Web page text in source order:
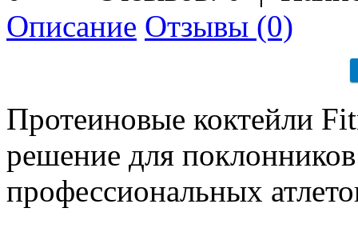
Описание Отзывы (0)
Протеиновые коктейли
решение для
профессиональных